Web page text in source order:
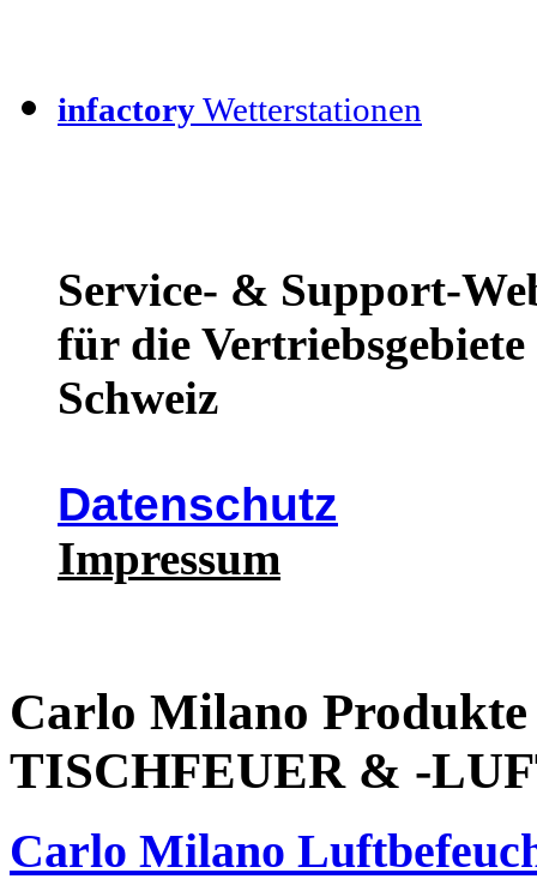
infactoryWetterstationen
Service- & Support-
für die
Schweiz
Datenschutz
Impressum
Carlo Milano
TISCHFEUER & -
Carlo Milano